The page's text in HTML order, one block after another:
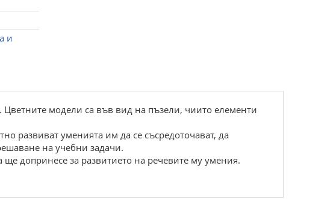
и
Цветните модели са във вид на пъзели, чиито елементи
развиват уменията им да се съсредоточават, да
на учебни задачи.
ще допринесе за развитието на речевите му умения.